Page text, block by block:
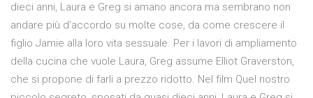
dieci anni, Laura e Greg si amano ancora ma sembrano non
andare più d'accordo su molte cose, da come crescere il
figlio Jamie alla loro vita sessuale. Per i lavori di ampliamento
della cucina che vuole Laura, Greg assume Elliot Graverston,
che si propone di farli a prezzo ridotto. Nel film Quel nostro